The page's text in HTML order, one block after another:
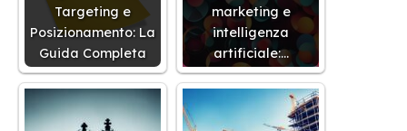
Targeting e
Posizionamento: La
Guida Completa
marketing e
intelligenza
artificiale:…